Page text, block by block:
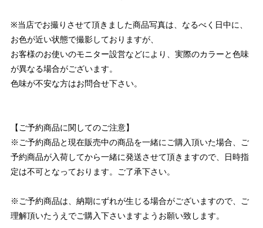
※当店でお撮りさせて頂きました商品写真は、なるべく日中に、
お色が近い状態で撮影しておりますが、
お客様のお使いのモニター設営などにより、実際のカラーと色味
が異なる場合がございます。
色味が不安な方はお問合せ下さい。
【ご予約商品に関してのご注意】
※ご予約商品と現在販売中の商品を一緒にご購入頂いた場合、ご
予約商品が入荷してから一緒に発送させて頂きますので、日時指
定は不可となっております。ご了承下さい。
※ご予約商品は、納期にずれが生じる場合がございますので、ご
理解頂いたうえでご購入下さいますようお願い致します。